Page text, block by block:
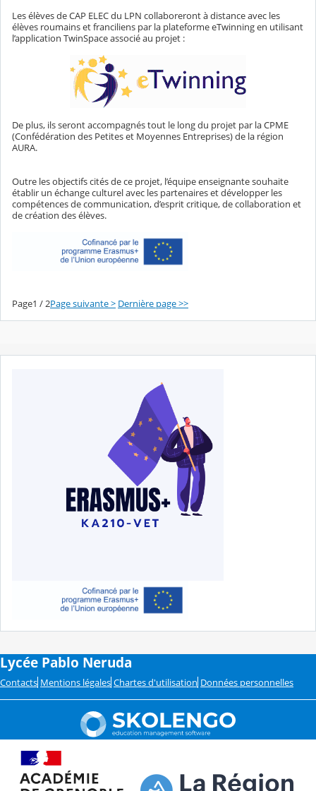
Les élèves de CAP ELEC du LPN collaboreront à distance avec les
élèves roumains et franciliens par la plateforme eTwinning en utilisant
l’application TwinSpace associé au projet :
De plus, ils seront accompagnés tout le long du projet par la CPME
(Confédération des Petites et Moyennes Entreprises) de la région
AURA.
Outre les objectifs cités de ce projet, l’équipe enseignante souhaite
établir un échange culturel avec les partenaires et développer les
compétences de communication, d’esprit critique, de collaboration et
de création des élèves.
Page1 / 2Page suivante > Dernière page >>
Lycée Pablo Neruda
Contacts Mentions légales Chartes d'utilisation Données personnelles